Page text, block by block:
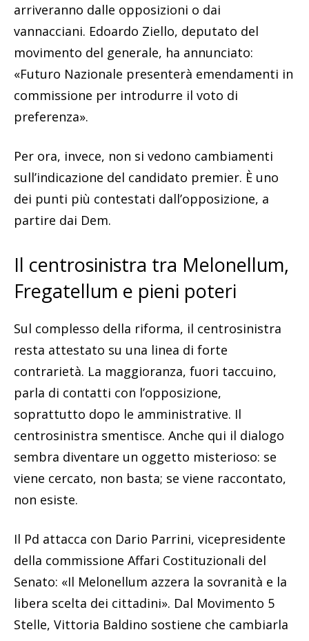
arriveranno dalle opposizioni o dai
vannacciani. Edoardo Ziello, deputato del
movimento del generale, ha annunciato:
«Futuro Nazionale presenterà emendamenti in
commissione per introdurre il voto di
preferenza».
Per ora, invece, non si vedono cambiamenti
sull’indicazione del candidato premier. È uno
dei punti più contestati dall’opposizione, a
partire dai Dem.
Il centrosinistra tra Melonellum,
Fregatellum e pieni poteri
Sul complesso della riforma, il centrosinistra
resta attestato su una linea di forte
contrarietà. La maggioranza, fuori taccuino,
parla di contatti con l’opposizione,
soprattutto dopo le amministrative. Il
centrosinistra smentisce. Anche qui il dialogo
sembra diventare un oggetto misterioso: se
viene cercato, non basta; se viene raccontato,
non esiste.
Il Pd attacca con Dario Parrini, vicepresidente
della commissione Affari Costituzionali del
Senato: «Il Melonellum azzera la sovranità e la
libera scelta dei cittadini». Dal Movimento 5
Stelle, Vittoria Baldino sostiene che cambiarla